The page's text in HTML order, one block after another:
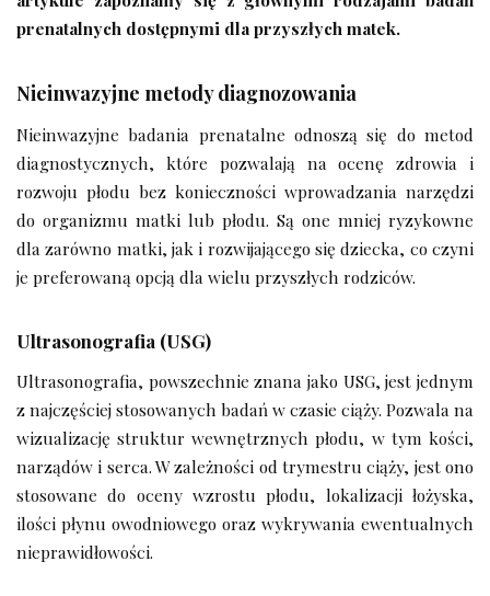
prenatalnych dostępnymi dla przyszłych matek.
Nieinwazyjne metody diagnozowania
Nieinwazyjne badania prenatalne odnoszą się do metod
diagnostycznych, które pozwalają na ocenę zdrowia i
rozwoju płodu bez konieczności wprowadzania narzędzi
do organizmu matki lub płodu. Są one mniej ryzykowne
dla zarówno matki, jak i rozwijającego się dziecka, co czyni
je preferowaną opcją dla wielu przyszłych rodziców.
Ultrasonografia (USG)
Ultrasonografia, powszechnie znana jako USG, jest jednym
z najczęściej stosowanych badań w czasie ciąży. Pozwala na
wizualizację struktur wewnętrznych płodu, w tym kości,
narządów i serca. W zależności od trymestru ciąży, jest ono
stosowane do oceny wzrostu płodu, lokalizacji łożyska,
ilości płynu owodniowego oraz wykrywania ewentualnych
nieprawidłowości.